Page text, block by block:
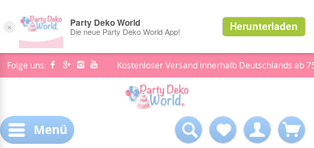
Folge uns: Kostenloser Versand innerhalb Deutschlands ab
Menü